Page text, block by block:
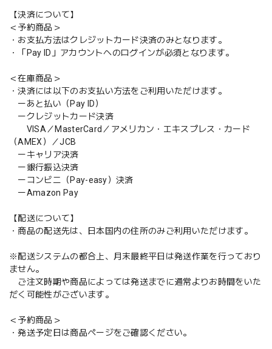
【決済について】
＜予約商品＞
・お支払方法はクレジットカード決済のみとなります。
・「Pay ID」アカウントへのログインが必須となります。
＜在庫商品＞
・決済には以下のお支払い方法をご利用いただけます。
ーあと払い（Pay ID）
ークレジットカード決済
VISA／MasterCard／アメリカン・エキスプレス・カード
（AMEX）／JCB
ーキャリア決済
ー銀行振込決済
ーコンビニ（Pay-easy）決済
ーAmazon Pay
【配送について】
・商品の配送先は、日本国内の住所のみご利用いただけます。
※配送システムの都合上、月末最終平日は発送作業を行っており
ません。
ご注文時期や商品によっては発送までに通常よりお時間をいた
だく可能性がございます。
＜予約商品＞
・発送予定日は商品ページをご確認ください。